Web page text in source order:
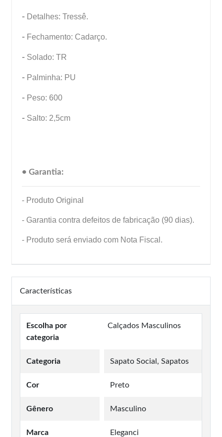
- Detalhes: Tressê.
- Fechamento: Cadarço.
- Solado: TR
- Palminha: PU
- Peso: 600
- Salto: 2,5cm
• Garantia:
- Produto Original
- Garantia contra defeitos de fabricação (90 dias).
- Produto será enviado com Nota Fiscal.
Características
Escolha por
categoria
Calçados Masculinos
Categoria Sapato Social, Sapatos
Cor Preto
Gênero Masculino
Marca Eleganci